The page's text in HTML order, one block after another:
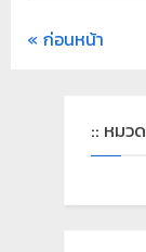
ก่อนหน้า
:: หมว